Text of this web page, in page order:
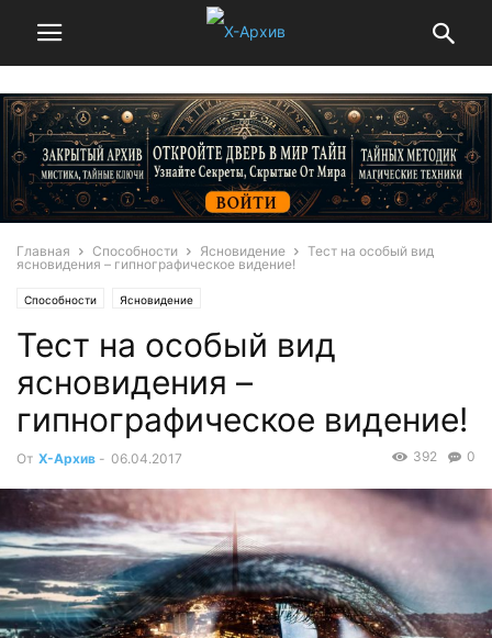
Главная Способности Ясновидение
Тест на особый вид
ясновидения – гипнографическое видение!
Способности Ясновидение
Тест на особый вид
ясновидения –
гипнографическое видение!
От Х-Архив - 06.04.2017 0
392